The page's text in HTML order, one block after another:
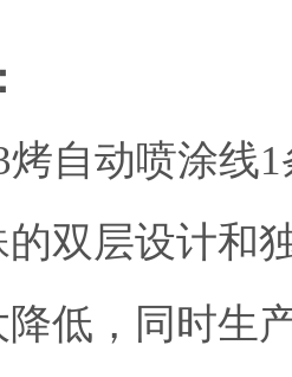
自动喷涂线1条
双层设计和
大大降低，同